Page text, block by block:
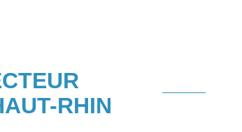
RHIN